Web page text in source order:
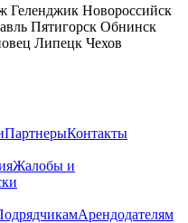
Геленджик Новороссийск
Пятигорск Обнинск
Липецк Чехов
ПартнерыКонтакты
Жалобы и
Арендодателям